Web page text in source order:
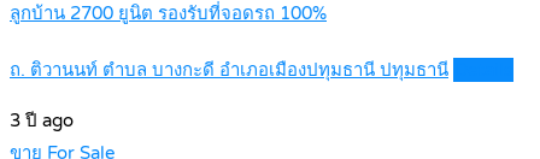
ลูกบ้าน 2700 ยูนิต รองรับที่จอดรถ 100%
ถ. ติวานนท์ ตำบล บางกะดี อำเภอเมืองปทุมธานี ปทุมธานี
3 ปี ago
ขาย For Sale